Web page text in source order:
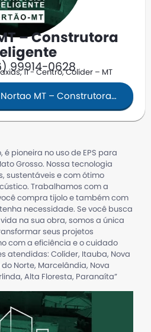
– Construtora
99914-0628
11 - Centro, Colíder – MT
MT – Construtora
Inteligente
é pioneira no uso de EPS para
Grosso. Nossa tecnologia
sustentáveis e com ótimo
Trabalhamos com a
compra tijolo e também com
necessidade. Se você busca
na sua obra, somos a única
seus projetos
com a eficiência e o cuidado
atendidas: Colíder, Itauba, Nova
Norte, Marcelândia, Nova
Alta Floresta, Paranaíta”